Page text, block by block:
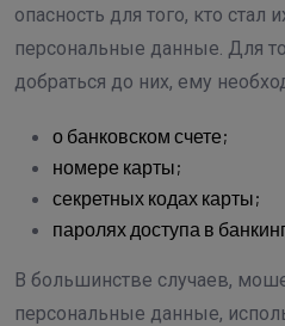
опасность для того, кто
персональные данные. Для
добраться до них, ему
о банковском счете;
номере карты;
секретных кодах карты;
паролях доступа в
В большинстве случаев,
персональные данные,